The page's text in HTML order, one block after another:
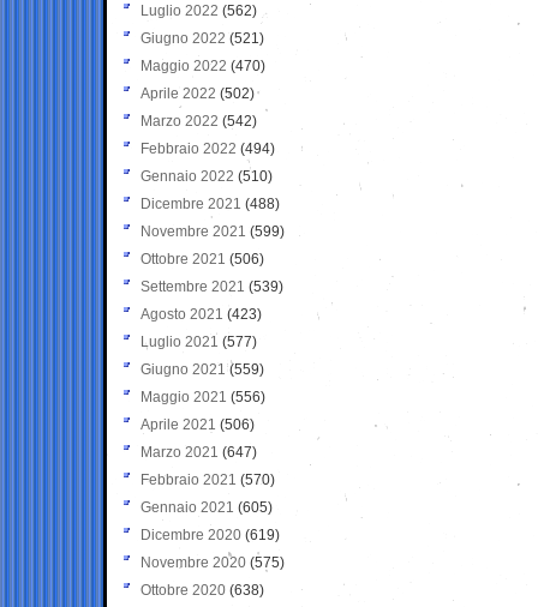
Luglio 2022 (562)
Giugno 2022 (521)
Maggio 2022 (470)
Aprile 2022 (502)
Marzo 2022 (542)
Febbraio 2022 (494)
Gennaio 2022 (510)
Dicembre 2021 (488)
Novembre 2021 (599)
Ottobre 2021 (506)
Settembre 2021 (539)
Agosto 2021 (423)
Luglio 2021 (577)
Giugno 2021(559)
Maggio 2021 (556)
Aprile 2021 (506)
Marzo 2021 (647)
Febbraio 2021 (570)
Gennaio 2021 (605)
Dicembre 2020 (619)
Novembre 2020 (575)
Ottobre 2020 (638)